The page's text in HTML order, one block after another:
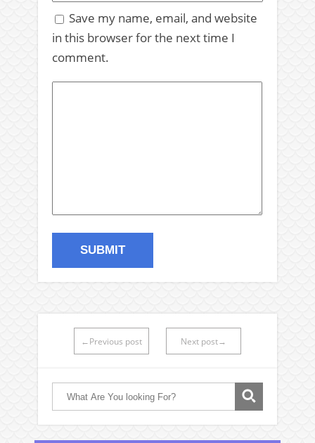
Save my name, email, and website
in this browser for the next time I
comment.
←Previous post Next post→